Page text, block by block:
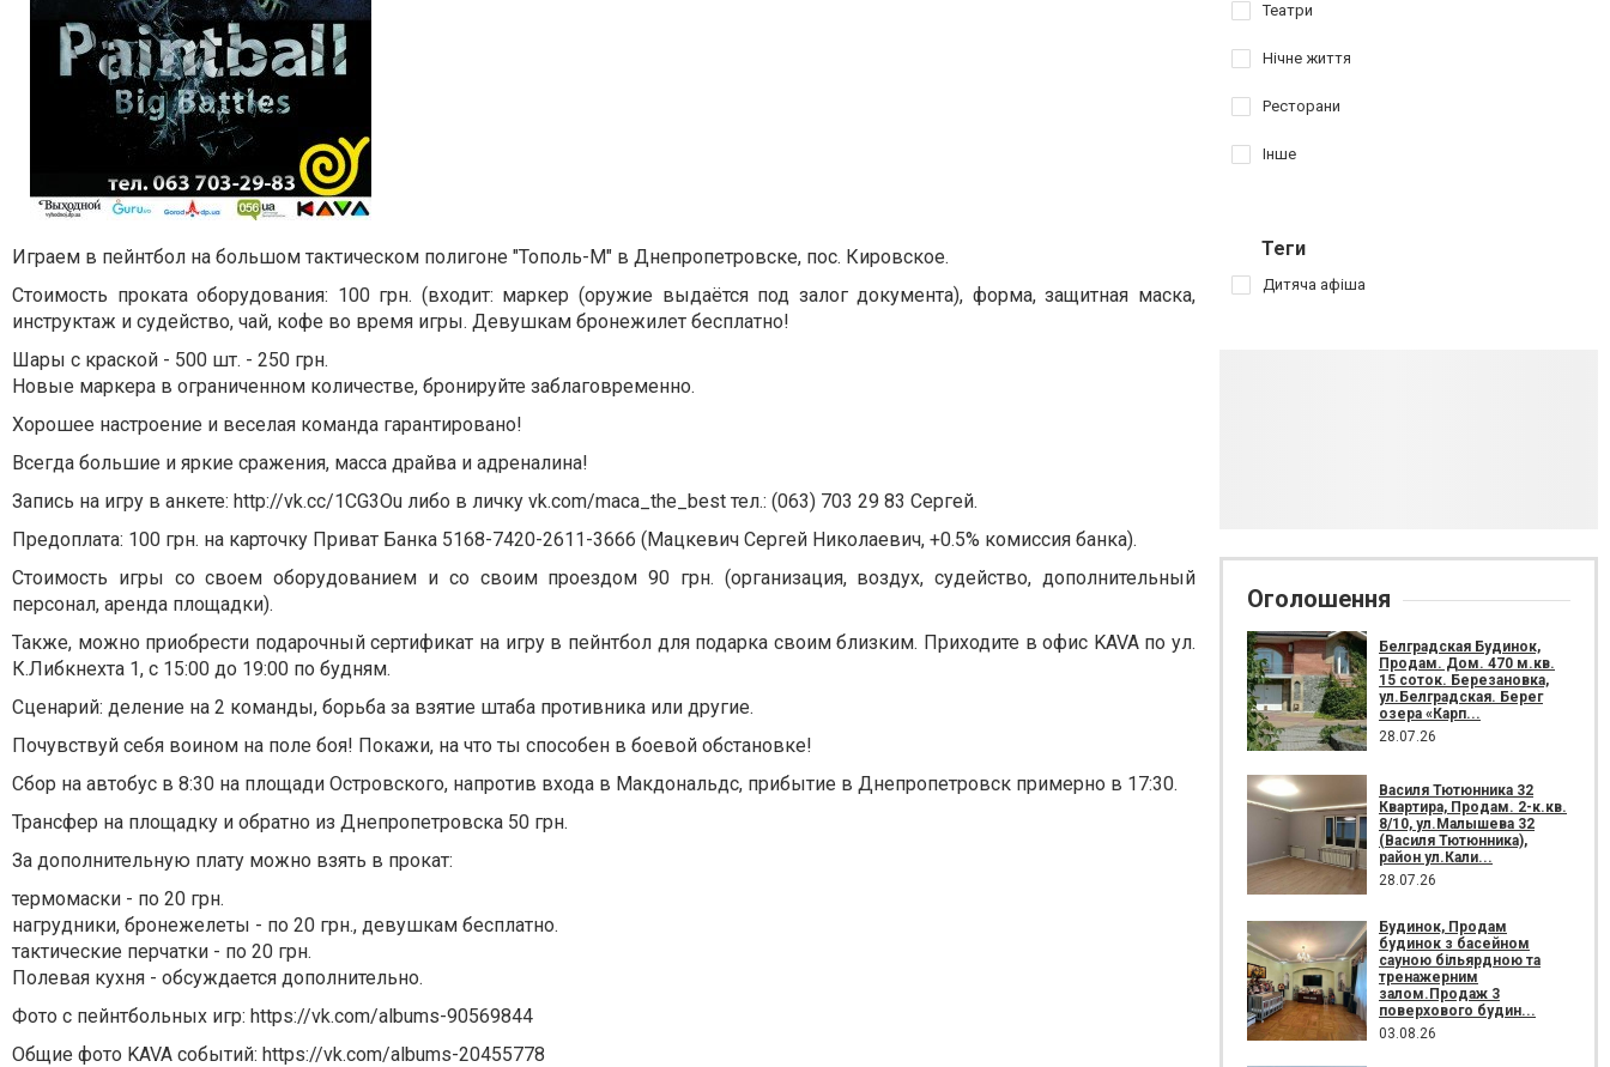
Играем в пейнтбол на большом тактическом полигоне "Тополь-М" в Днепропетровске, пос. Кировское.
Стоимость проката оборудования: 100 грн. (входит: маркер (оружие выдаётся под залог документа), форма, защитная маска,
инструктаж и судейство, чай, кофе во время игры. Девушкам бронежилет бесплатно!
Шары с краской - 500 шт. - 250 грн.
Новые маркера в ограниченном количестве, бронируйте заблаговременно.
Хорошее настроение и веселая команда гарантировано!
Всегда большие и яркие сражения, масса драйва и адреналина!
Запись на игру в анкете: http://vk.cc/1CG3Ou либо в личку vk.com/maca_the_best тел.: (063) 703 29 83 Сергей.
Предоплата: 100 грн. на карточку Приват Банка 5168-7420-2611-3666 (Мацкевич Сергей Николаевич, +0.5% комиссия банка).
Стоимость игры со своем оборудованием и со своим проездом 90 грн. (организация, воздух, судейство, дополнительный
персонал, аренда площадки).
Также, можно приобрести подарочный сертификат на игру в пейнтбол для подарка своим близким. Приходите в офис KAVA по ул.
К.Либкнехта 1, с 15:00 до 19:00 по будням.
Сценарий: деление на 2 команды, борьба за взятие штаба противника или другие.
Почувствуй себя воином на поле боя! Покажи, на что ты способен в боевой обстановке!
Сбор на автобус в 8:30 на площади Островского, напротив входа в Макдональдс, прибытие в Днепропетровск примерно в 17:30.
Трансфер на площадку и обратно из Днепропетровска 50 грн.
За дополнительную плату можно взять в прокат:
термомаски - по 20 грн.
нагрудники, бронежелеты - по 20 грн., девушкам бесплатно.
тактические перчатки - по 20 грн.
Полевая кухня - обсуждается дополнительно.
Фото с пейнтбольных игр: https://vk.com/albums-90569844
Общие фото KAVA событий: https://vk.com/albums-20455778
Театри
Нічне життя
Ресторани
Інше
Теги
Дитяча афіша
Оголошення
Белградская Будинок,
Продам. Дом. 470 м.кв.
15 соток. Березановка,
ул.Белградская. Берег
озера «Карп...
28.07.26
Василя Тютюнника 32
Квартира, Продам. 2-к.кв.
8/10, ул.Малышева 32
(Василя Тютюнника),
район ул.Кали...
28.07.26
Будинок, Продам
будинок з басейном
сауною більярдною та
тренажерним
залом.Продаж 3
поверхового будин...
03.08.26